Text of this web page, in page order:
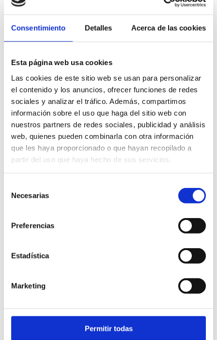
Consentimiento Detalles Acerca de las cookies
Esta página web usa cookies
Las cookies de este sitio web se usan para personalizar
el contenido y los anuncios, ofrecer funciones de redes
sociales y analizar el tráfico. Además, compartimos
información sobre el uso que haga del sitio web con
nuestros partners de redes sociales, publicidad y análisis
web, quienes pueden combinarla con otra información
que les haya proporcionado o que hayan recopilado a
partir del uso que haya hecho de sus servicios.
Necesarias
Preferencias
Estadística
Marketing
Permitir todas
THURSDAY, 19 JANUARY 2023
Le Conseil provincial de Castellón annonce
une nouvelle édition du festival
gastronomique en 2023 pour renforcer la
promotion de Castelló Ruta de Sabor
Castelló Ruta de Sabor
Marta Barrachina: "Wir haben uns zum Ziel
das ganze Jahr über und über unser Gebiet
hinaus verkostet werden kann".